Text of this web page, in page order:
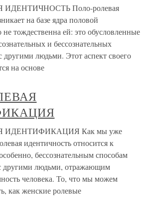
Поло-ролевая
на базе ядра половой
тождественна ей: это обусловленные
и бессознательных
другими людьми. Этот аспект своего
на основе
ИДЕНТИФИКАЦИЯ Как мы уже
идентичность относится к
бессознательным способам
другими людьми, отражающим
человека. То, что мы можем
как женские ролевые